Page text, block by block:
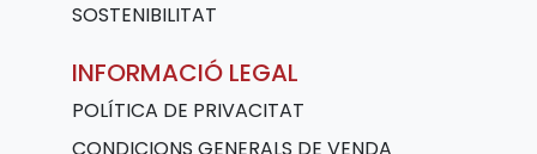
SOSTENIBILITAT
INFORMACIÓ LEGAL
POLÍTICA DE PRIVACITAT